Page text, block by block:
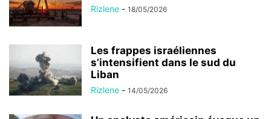
Rizlene - 18/05/2026
Les frappes israéliennes
s’intensifient dans le sud du
Liban
Rizlene - 14/05/2026